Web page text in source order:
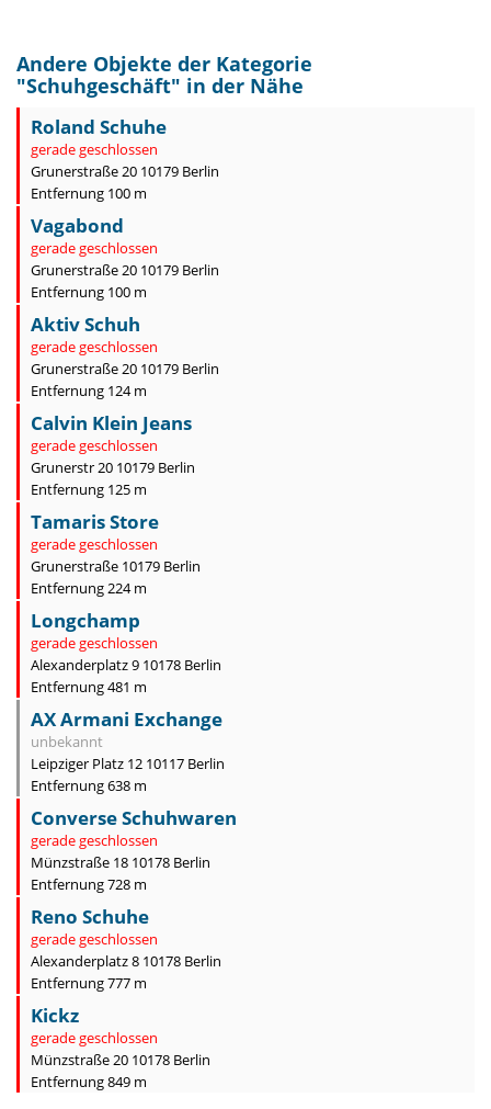
Andere Objekte der Kategorie
"Schuhgeschäft" in der Nähe
Roland Schuhe
gerade geschlossen
Grunerstraße 20 10179 Berlin
Entfernung 100 m
Vagabond
gerade geschlossen
Grunerstraße 20 10179 Berlin
Entfernung 100 m
Aktiv Schuh
gerade geschlossen
Grunerstraße 20 10179 Berlin
Entfernung 124 m
Calvin Klein Jeans
gerade geschlossen
Grunerstr 20 10179 Berlin
Entfernung 125 m
Tamaris Store
gerade geschlossen
Grunerstraße 10179 Berlin
Entfernung 224 m
Longchamp
gerade geschlossen
Alexanderplatz 9 10178 Berlin
Entfernung 481 m
AX Armani Exchange
unbekannt
Leipziger Platz 12 10117 Berlin
Entfernung 638 m
Converse Schuhwaren
gerade geschlossen
Münzstraße 18 10178 Berlin
Entfernung 728 m
Reno Schuhe
gerade geschlossen
Alexanderplatz 8 10178 Berlin
Entfernung 777 m
Kickz
gerade geschlossen
Münzstraße 20 10178 Berlin
Entfernung 849 m